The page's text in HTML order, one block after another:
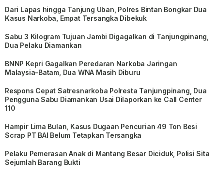
Dari Lapas hingga Tanjung Uban, Polres Bintan Bongkar Dua
Kasus Narkoba, Empat Tersangka Dibekuk
Sabu 3 Kilogram Tujuan Jambi Digagalkan di Tanjungpinang,
Dua Pelaku Diamankan
BNNP Kepri Gagalkan Peredaran Narkoba Jaringan
Malaysia-Batam, Dua WNA Masih Diburu
Respons Cepat Satresnarkoba Polresta Tanjungpinang, Dua
Pengguna Sabu Diamankan Usai Dilaporkan ke Call Center
110
Hampir Lima Bulan, Kasus Dugaan Pencurian 49 Ton Besi
Scrap PT BAI Belum Tetapkan Tersangka
Pelaku Pemerasan Anak di Mantang Besar Diciduk, Polisi Sita
Sejumlah Barang Bukti